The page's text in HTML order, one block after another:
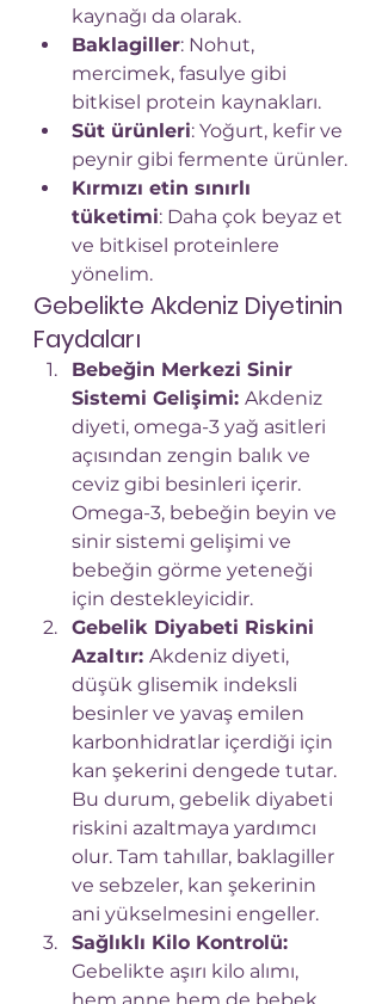
kaynağı da olarak.
Baklagiller: Nohut,
mercimek, fasulye gibi
bitkisel protein kaynakları.
Süt ürünleri: Yoğurt, kefir ve
peynir gibi fermente ürünler.
Kırmızı etin sınırlı
tüketimi: Daha çok beyaz et
ve bitkisel proteinlere
yönelim.
Gebelikte Akdeniz Diyetinin
Faydaları
Bebeğin Merkezi Sinir
Sistemi Gelişimi: Akdeniz
diyeti, omega-3 yağ asitleri
açısından zengin balık ve
ceviz gibi besinleri içerir.
Omega-3, bebeğin beyin ve
sinir sistemi gelişimi ve
bebeğin görme yeteneği
için destekleyicidir.
Gebelik Diyabeti Riskini
Azaltır: Akdeniz diyeti,
düşük glisemik indeksli
besinler ve yavaş emilen
karbonhidratlar içerdiği için
kan şekerini dengede tutar.
Bu durum, gebelik diyabeti
riskini azaltmaya yardımcı
olur. Tam tahıllar, baklagiller
ve sebzeler, kan şekerinin
ani yükselmesini engeller.
Sağlıklı Kilo Kontrolü:
Gebelikte aşırı kilo alımı,